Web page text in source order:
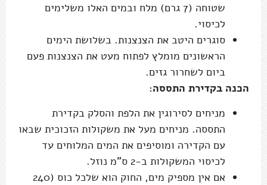
שטוחה (7 גרם) מלח ובמים האלו משלימים
לכיסוי.
סוגרים היטב את הצנצנות. בשלושת הימים
הראשונים מומלץ לפתוח מעט את הצנצנות פעם
ביום לשחרור גזים.
הכנה בקדירת התססה:
מניחים לסירוגין את הלפת והסלק בקדירת
התססה. מניחים מעל את משקולות הזכוכית שבאו
עם הקדירה ומוסיפים את המים המלוחים עד
לכיסוי המשקולות ב-2 ס"מ נוזל.
אם אין מספיק מים, החוק הוא שלכל כוס (240